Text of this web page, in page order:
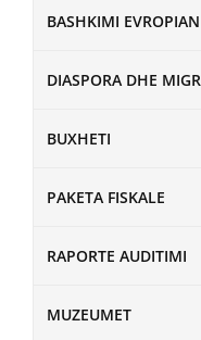
BASHKIMI
DIASPORA DHE
BUXHETI
PAKETA FISKALE
RAPORTE AUDITIMI
MUZEUMET